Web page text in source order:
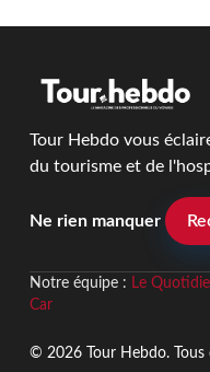
Tour Hebdo vous
du tourisme et de
Ne rien manquer
Notre équipe : Le
Car
© 2026 Tour Hebdo. Tous